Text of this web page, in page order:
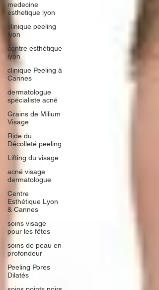
medecine
esthetique lyon
clinique peeling
lyon
centre esthétique
lyon
clinique Peeling à
Cannes
dermatologue
spécialiste acné
Grains de Milium
Visage
Ride du
Décolleté peeling
Lifting du visage
acné visage
dermatologue
Centre
Esthétique Lyon
& Cannes
soins visage
pour les fêtes
soins de peau en
profondeur
Peeling Pores
Dilatés